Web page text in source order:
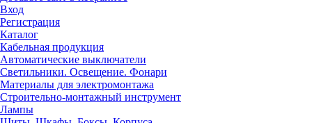
Вход
Регистрация
Каталог
Кабельная продукция
Автоматические выключатели
Светильники. Освещение. Фонари
Материалы для электромонтажа
Строительно-монтажный инструмент
Лампы